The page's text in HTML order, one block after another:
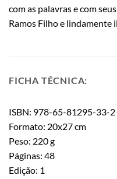
com as palavras e com
Ramos Filho e lindamente
FICHA TÉCNICA:
ISBN: 978-65-81295-33-2
Formato: 20x27 cm
Peso: 220 g
Páginas: 48
Edição: 1